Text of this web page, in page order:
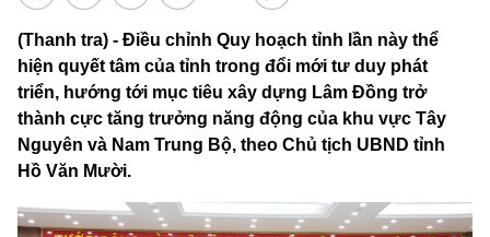
(Thanh tra) - Điều chỉnh Quy hoạch tỉnh lần này thể
hiện quyết tâm của tỉnh trong đổi mới tư duy phát
triển, hướng tới mục tiêu xây dựng Lâm Đồng trở
thành cực tăng trưởng năng động của khu vực Tây
Nguyên và Nam Trung Bộ, theo Chủ tịch UBND tỉnh
Hồ Văn Mười.